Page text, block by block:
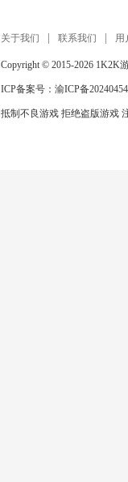
关于我们 联系我们 用
Copyright © 2015-2026 1K2K
ICP备案号： 渝ICP备
抵制不良游戏 拒绝盗版游戏